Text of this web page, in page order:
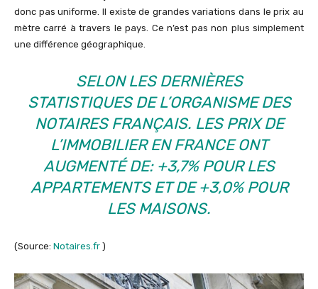
donc pas uniforme. Il existe de grandes variations dans le prix au
mètre carré à travers le pays. Ce n’est pas non plus simplement
une différence géographique.
SELON LES DERNIÈRES
STATISTIQUES DE L’ORGANISME DES
NOTAIRES FRANÇAIS. LES PRIX DE
L’IMMOBILIER EN FRANCE ONT
AUGMENTÉ DE: +3,7% POUR LES
APPARTEMENTS ET DE +3,0% POUR
LES MAISONS.
(Source: Notaires.fr )